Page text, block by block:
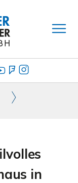
in